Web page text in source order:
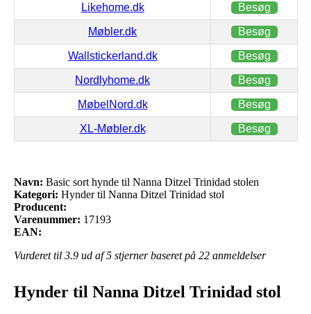
Likehome.dk Besøg
Møbler.dk Besøg
Wallstickerland.dk Besøg
Nordlyhome.dk Besøg
MøbelNord.dk Besøg
XL-Møbler.dk Besøg
Navn: Basic sort hynde til Nanna Ditzel Trinidad stolen
Kategori: Hynder til Nanna Ditzel Trinidad stol
Producent:
Varenummer: 17193
EAN:
Vurderet til 3.9 ud af 5 stjerner baseret på 22 anmeldelser
Hynder til Nanna Ditzel Trinidad stol